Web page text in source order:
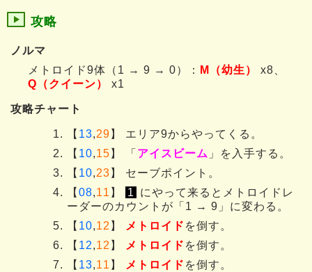
攻略
ノルマ
メトロイド9体（1 → 9 → 0）：
M（幼生）
x8、
Q（クイーン）
x1
攻略チャート
【 13,29 】 エリア9からやってくる。
【 10,15 】 「 アイスビーム 」を入手する。
【 10,23 】 セーブポイント。
【 08,11 】 1
にやって来るとメトロイドレ
ーダーのカウントが「1 → 9」に変わる。
【 10,12 】 メトロイド を倒す。
【 12,12 】 メトロイド を倒す。
【 13,11 】 メトロイド を倒す。